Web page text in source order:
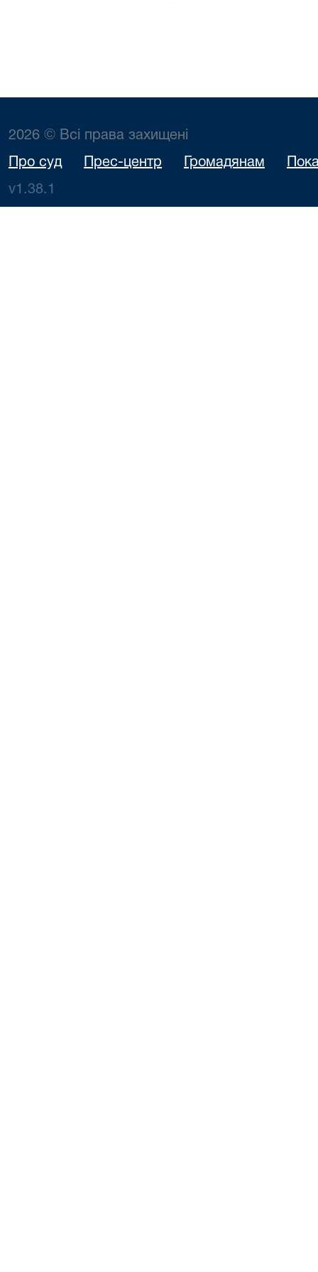
2026 © Всі права захищені
Про суд Прес-центр Громадянам
v1.38.1